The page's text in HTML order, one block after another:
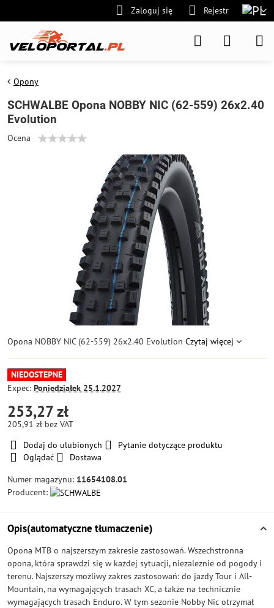
Zaloguj się Rejestr
Opony
SCHWALBE Opona NOBBY NIC (62-559) 26x2.40
Evolution
Ocena
Opona NOBBY NIC (62-559) 26x2.40 Evolution Czytaj więcej
NIEDOSTEPNE
Expec: Poniedziałek 25.1.2027
253,27 zł
205,91 zł bez VAT
Dodaj do ulubionych
Pytanie dotyczące produktu
Oglądać
Dostawa
Numer magazynu: 11654108.01
Producent:
Opis(automatyczne tłumaczenie)
Opona MTB o najszerszym zakresie zastosowań. Wszechstronna
opona, która sprawdzi się w każdej sytuacji, niezależnie od pogody i
terenu. Najszerszy możliwy zakres zastosowań: do jazdy Tour i All-
Mountain, na wymagających trasach XC, a także na technicznie
wymagających trasach Enduro. W tym sezonie Nobby Nic otrzymał